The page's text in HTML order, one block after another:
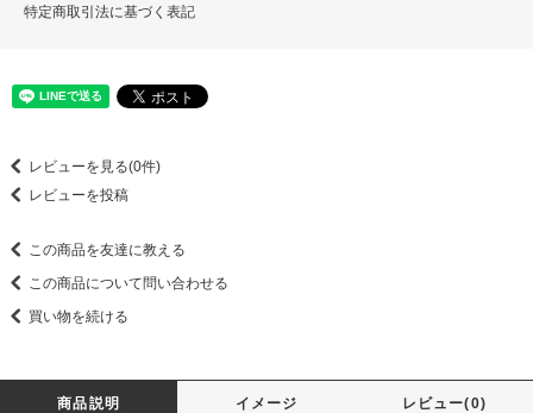
特定商取引法に基づく表記
レビューを見る(0件)
レビューを投稿
この商品を友達に教える
この商品について問い合わせる
買い物を続ける
商品説明 イメージ レビュー(0)